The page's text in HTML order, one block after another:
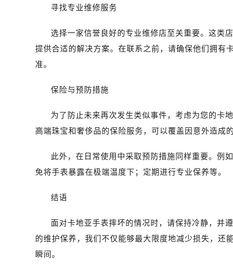
寻找专业维修服务
选择一家信誉良好的专业维修店至关重要。这类
提供合适的解决方案。在联系之前，请确保他们拥有
准。
保险与预防措施
为了防止未来再次发生类似事件，考虑为您的卡
高端珠宝和奢侈品的保险服务，可以覆盖因意外造成的
此外，在日常使用中采取预防措施同样重要。例
免将手表暴露在极端温度下；定期进行专业保养等。
结语
面对卡地亚手表摔坏的情况时，请保持冷静，并
的维护保养，我们不仅能够最大限度地减少损失，还
瞬间。